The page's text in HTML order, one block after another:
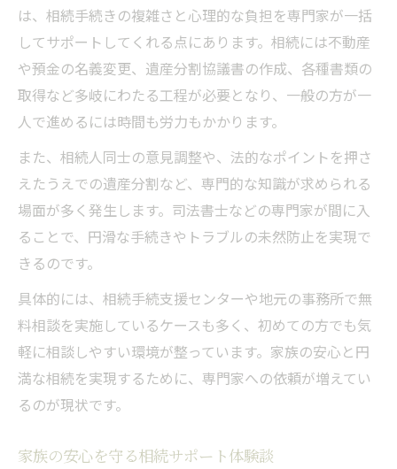
は、相続手続きの複雑さと心理的な負担を専門家が一括
してサポートしてくれる点にあります。相続には不動産
や預金の名義変更、遺産分割協議書の作成、各種書類の
取得など多岐にわたる工程が必要となり、一般の方が一
人で進めるには時間も労力もかかります。
また、相続人同士の意見調整や、法的なポイントを押さ
えたうえでの遺産分割など、専門的な知識が求められる
場面が多く発生します。司法書士などの専門家が間に入
ることで、円滑な手続きやトラブルの未然防止を実現で
きるのです。
具体的には、相続手続支援センターや地元の事務所で無
料相談を実施しているケースも多く、初めての方でも気
軽に相談しやすい環境が整っています。家族の安心と円
満な相続を実現するために、専門家への依頼が増えてい
るのが現状です。
家族の安心を守る相続サポート体験談